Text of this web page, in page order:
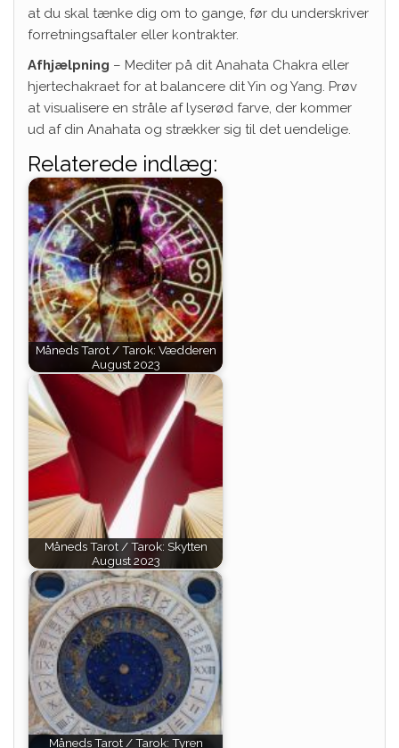
at du skal tænke dig om to gange, før du underskriver
forretningsaftaler eller kontrakter.
Afhjælpning – Mediter på dit Anahata Chakra eller
hjertechakraet for at balancere dit Yin og Yang. Prøv
at visualisere en stråle af lyserød farve, der kommer
ud af din Anahata og strækker sig til det uendelige.
Relaterede indlæg:
Måneds Tarot / Tarok: Vædderen
August 2023
Måneds Tarot / Tarok: Skytten
August 2023
Måneds Tarot / Tarok: Tyren